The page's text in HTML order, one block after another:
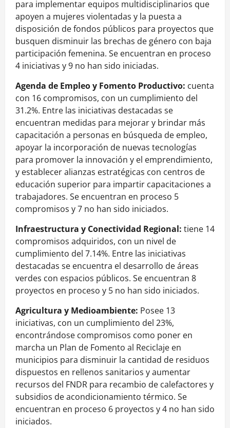
para implementar equipos multidisciplinarios que
apoyen a mujeres violentadas y la puesta a
disposición de fondos públicos para proyectos que
busquen disminuir las brechas de género con baja
participación femenina. Se encuentran en proceso
4 iniciativas y 9 no han sido iniciadas.
Agenda de Empleo y Fomento Productivo: cuenta
con 16 compromisos, con un cumplimiento del
31.2%. Entre las iniciativas destacadas se
encuentran medidas para mejorar y brindar más
capacitación a personas en búsqueda de empleo,
apoyar la incorporación de nuevas tecnologías
para promover la innovación y el emprendimiento,
y establecer alianzas estratégicas con centros de
educación superior para impartir capacitaciones a
trabajadores. Se encuentran en proceso 5
compromisos y 7 no han sido iniciados.
Infraestructura y Conectividad Regional: tiene 14
compromisos adquiridos, con un nivel de
cumplimiento del 7.14%. Entre las iniciativas
destacadas se encuentra el desarrollo de áreas
verdes con espacios públicos. Se encuentran 8
proyectos en proceso y 5 no han sido iniciados.
Agricultura y Medioambiente: Posee 13
iniciativas, con un cumplimiento del 23%,
encontrándose compromisos como poner en
marcha un Plan de Fomento al Reciclaje en
municipios para disminuir la cantidad de residuos
dispuestos en rellenos sanitarios y aumentar
recursos del FNDR para recambio de calefactores y
subsidios de acondicionamiento térmico. Se
encuentran en proceso 6 proyectos y 4 no han sido
iniciados.